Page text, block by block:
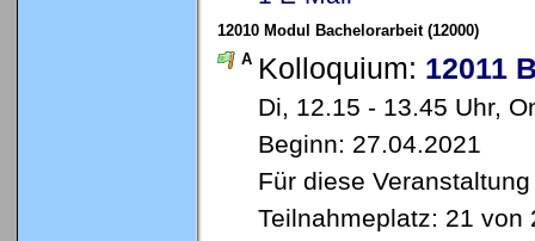
12010 Modul Bachelorarbeit (12000)
A Kolloquium: 12011
Di, 12.15 - 13.45 Uhr,
Beginn: 27.04.2021
Für diese
Teilnahmeplatz: 21 von